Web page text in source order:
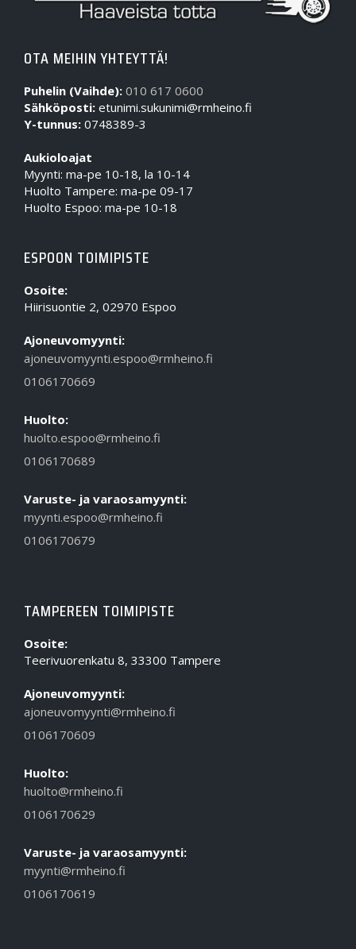
OTA MEIHIN YHTEYTTÄ!
Puhelin (Vaihde): 010 617 0600
Sähköposti: etunimi.sukunimi@rmheino.fi
Y-tunnus: 0748389-3
Aukioloajat
Myynti: ma-pe 10-18, la 10-14
Huolto Tampere: ma-pe 09-17
Huolto Espoo: ma-pe 10-18
ESPOON TOIMIPISTE
Osoite:
Hiirisuontie 2, 02970 Espoo
Ajoneuvomyynti:
ajoneuvomyynti.espoo@rmheino.fi
0106170669
Huolto:
huolto.espoo@rmheino.fi
0106170689
Varuste- ja varaosamyynti:
myynti.espoo@rmheino.fi
0106170679
TAMPEREEN TOIMIPISTE
Osoite:
Teerivuorenkatu 8, 33300 Tampere
Ajoneuvomyynti:
ajoneuvomyynti@rmheino.fi
0106170609
Huolto:
huolto@rmheino.fi
0106170629
Varuste- ja varaosamyynti:
myynti@rmheino.fi
0106170619